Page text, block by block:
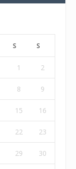
S S
1 2
8 9
15 16
22 23
29 30